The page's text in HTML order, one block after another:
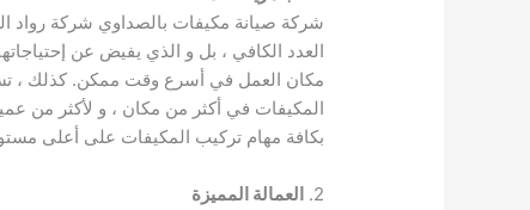
شركة صيانة مكيفات بالصداوي شركة رواد
العدد الكافي ، بل و الذي يفيض عن
مكان العمل في أسرع وقت ممكن. كذلك ،
المكيفات في أكثر من مكان ، و لأكثر من
بكافة مهام تركيب المكيفات على أعلى
2. العمالة المميزة